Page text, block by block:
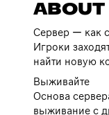
ABOUT
Сервер — как
Игроки
найти новую
Выживайте
Основа
выживание с